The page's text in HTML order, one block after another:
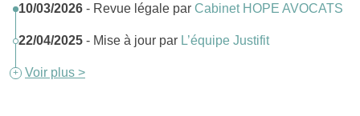
10/03/2026 - Revue légale par Cabinet HOPE AVOCATS
22/04/2025 - Mise à jour par L’équipe Justifit
Voir plus >